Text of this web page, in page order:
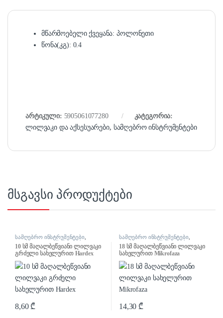
მწარმოებელი ქვეყანა: პოლონეთი
წონა(კგ): 0.4
არტიკული: 5905061077280
კატეგორია:
ლილვაკი და აქსესუარები, სამღებრო ინსტრუმენტები
მსგავსი პროდუქტები
სამღებრო ინსტრუმენტები
ლილვაკი და აქსესუარები
10 სმ მაღალბეწვიანი ლილვაკი
გრძელი სახელურით Hardex
8,60 ₾
სამღებრო ინსტრუმენტები
ლილვაკი და აქსესუარები
18 სმ მაღალბეწვიანი ლილვაკი
სახელურით Mikrofaza
14,30 ₾